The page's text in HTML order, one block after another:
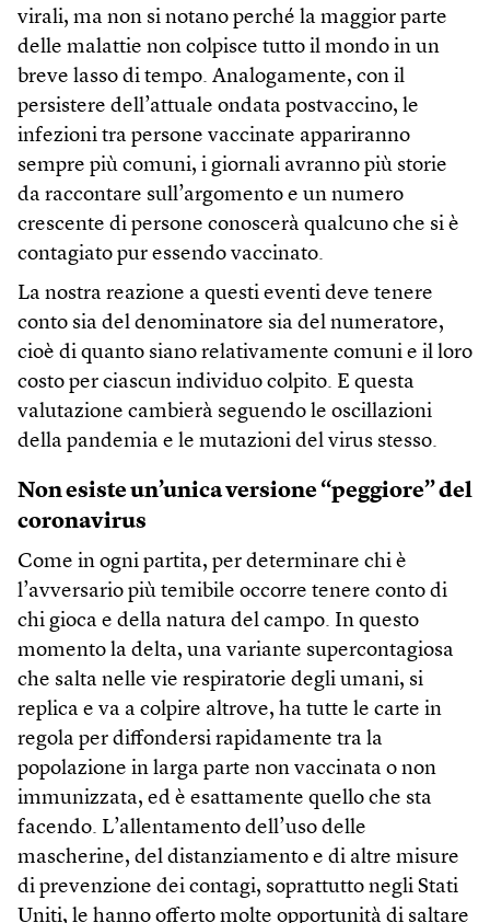
virali, ma non si notano perché la maggior parte
delle malattie non colpisce tutto il mondo in un
breve lasso di tempo. Analogamente, con il
persistere dell’attuale ondata postvaccino, le
infezioni tra persone vaccinate appariranno
sempre più comuni, i giornali avranno più storie
da raccontare sull’argomento e un numero
crescente di persone conoscerà qualcuno che si è
contagiato pur essendo vaccinato.
La nostra reazione a questi eventi deve tenere
conto sia del denominatore sia del numeratore,
cioè di quanto siano relativamente comuni e il loro
costo per ciascun individuo colpito. E questa
valutazione cambierà seguendo le oscillazioni
della pandemia e le mutazioni del virus stesso.
Non esiste un’unica versione “peggiore” del
coronavirus
Come in ogni partita, per determinare chi è
l’avversario più temibile occorre tenere conto di
chi gioca e della natura del campo. In questo
momento la delta, una variante supercontagiosa
che salta nelle vie respiratorie degli umani, si
replica e va a colpire altrove, ha tutte le carte in
regola per diffondersi rapidamente tra la
popolazione in larga parte non vaccinata o non
immunizzata, ed è esattamente quello che sta
facendo. L’allentamento dell’uso delle
mascherine, del distanziamento e di altre misure
di prevenzione dei contagi, soprattutto negli Stati
Uniti, le hanno offerto molte opportunità di saltare